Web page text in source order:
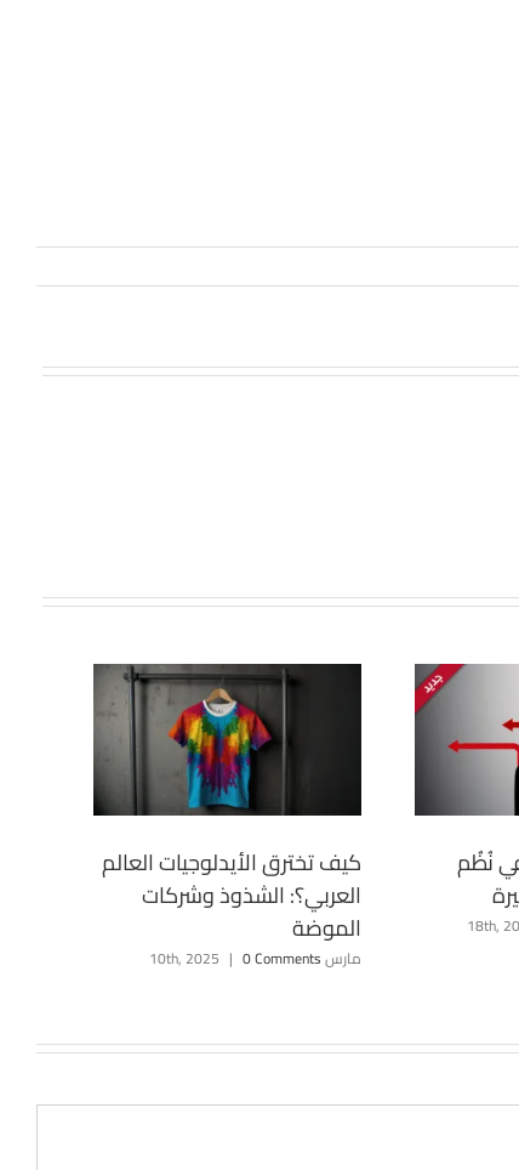
كيف تخترق الأيدلوجيات العالم
العربي؟: الشذوذ وشركات
الموضة
مارس 10th, 2025 | 0 Comments
نُظُم